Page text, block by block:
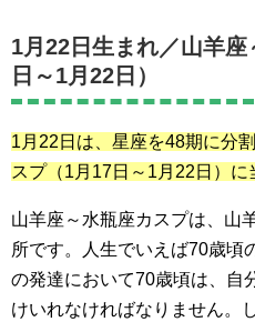
1月22日生まれ／山羊座
日～1月22日）
1月22日は、星座を48期に分
スプ（1月17日～1月22日） に
山羊座～水瓶座カスプは、山
所です。人生でいえば70歳頃
の発達において70歳頃は、自
けいれなければなりません。